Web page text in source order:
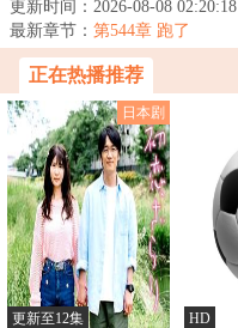
重获新生，那些曾经猎杀的魑魅
魍魉，如今变成...
更新时间：2026-08-08 02:20:18
最新章节： 第544章 跑了
正在热播推荐
日本剧
更新至12集 HD